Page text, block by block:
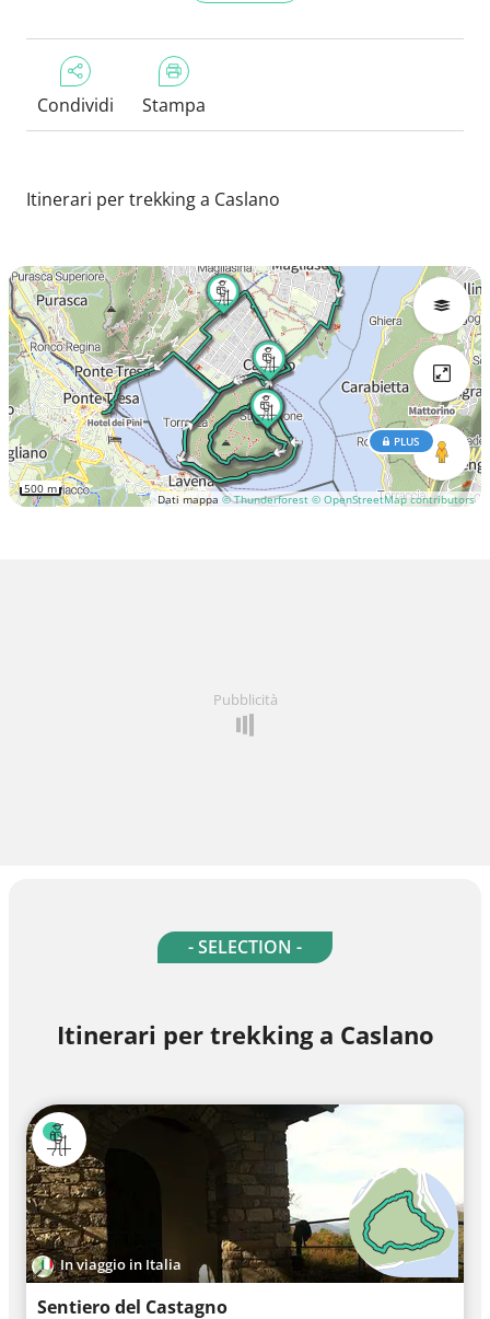
Condividi Stampa
Itinerari per trekking a Caslano
Dati mappa © Thunderforest © OpenStreetMap contributors
PLUS
500 m
Pubblicità
- SELECTION -
Itinerari per trekking a Caslano
In viaggio in Italia
Sentiero del Castagno